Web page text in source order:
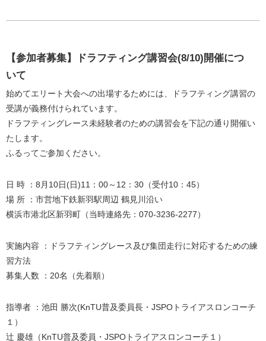
【参加者募集】ドラフティング講習会(8/10)開催につ
いて
始めてエリート大会への出場するためには、ドラフティング講習の
受講が義務付けられています。
ドラフティングレース未経験者のための講習会を下記の通り開催い
たします。
ふるってご参加ください。
日 時 ：8月10日(日)11：00～12：30（受付10：45）
場 所 ：市営地下鉄新羽駅周辺 鶴見川沿い
横浜市港北区新羽町（当時連絡先：070-3236-2277）
実施内容 ：ドラフティングレース及び集団走行に対応するための練
習方法
募集人数 ：20名（先着順）
指導者 ：池田 勝次(KnTU普及委員長・JSPOトライアスロンコーチ
１）
辻 慶雄（KnTU普及委員・JSPOトライアスロンコーチ１）